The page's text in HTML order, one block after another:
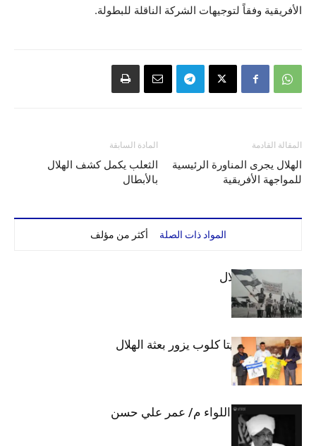
الأفريقية وفقاً لتوجيهات الشركة الناقلة للبطولة.
المادة السابقة
الثعلب يكمل كشف الهلال
بالأبطال
المقالة القادمة
الهلال يجرى المناورة الرئيسية
للمواجهة الأفريقية
المواد ذات الصلة أكثر من مؤلف
الهلال والاستقلال
وفد رفيع من فيتا كلوب يزور بعثة الهلال
الهلال يحتسب اللواء م/ عمر علي حسن